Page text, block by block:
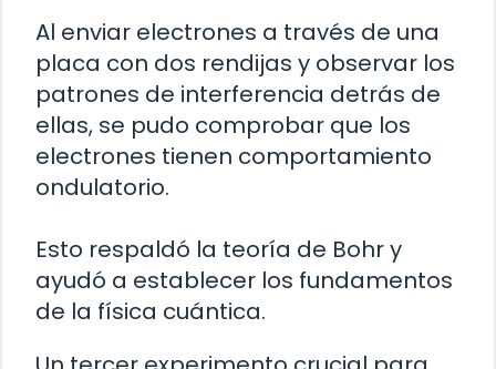
Al enviar electrones a través de una
placa con dos rendijas y observar los
patrones de interferencia detrás de
ellas, se pudo comprobar que los
electrones tienen comportamiento
ondulatorio.
Esto respaldó la teoría de Bohr y
ayudó a establecer los fundamentos
de la física cuántica.